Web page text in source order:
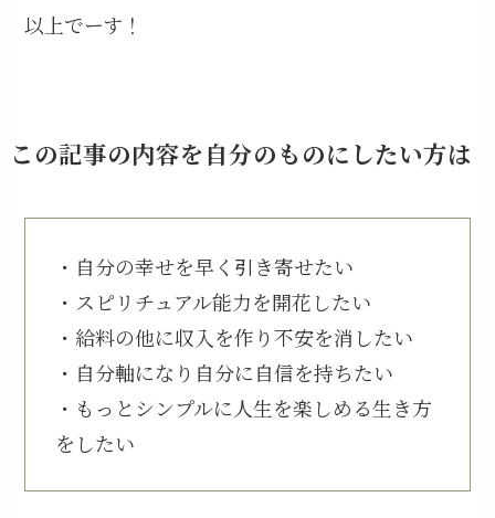
以上でーす！
この記事の内容を自分のものにしたい方は
・自分の幸せを早く引き寄せたい
・スピリチュアル能力を開花したい
・給料の他に収入を作り不安を消したい
・自分軸になり自分に自信を持ちたい
・もっとシンプルに人生を楽しめる生き方
をしたい